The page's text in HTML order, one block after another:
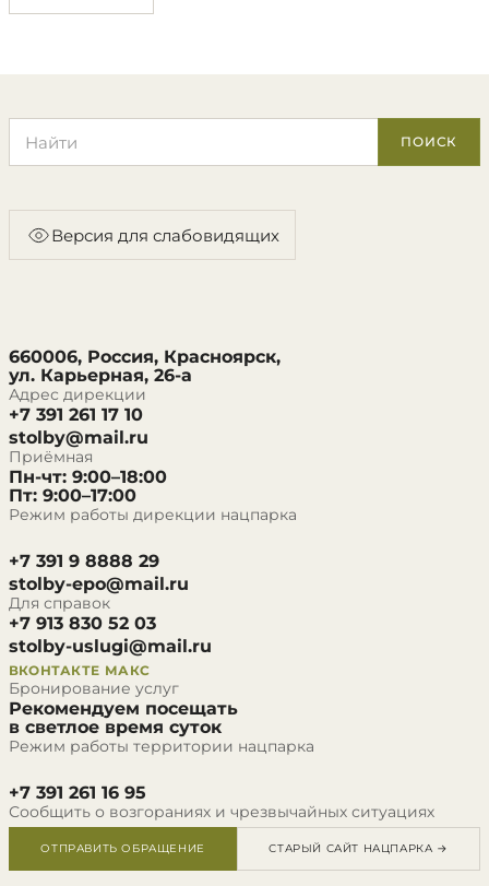
ПОИСК
Версия для слабовидящих
660006, Россия, Красноярск,
ул. Карьерная, 26-а
Адрес дирекции
+7 391 261 17 10
stolby@mail.ru
Приёмная
Пн-чт: 9:00–18:00
Пт: 9:00–17:00
Режим работы дирекции нацпарка
+7 391 9 8888 29
stolby-epo@mail.ru
Для справок
+7 913 830 52 03
stolby-uslugi@mail.ru
ВКОНТАКТЕ МАКС
Бронирование услуг
Рекомендуем посещать
в светлое время суток
Режим работы территории нацпарка
+7 391 261 16 95
Сообщить о возгораниях и чрезвычайных ситуациях
ОТПРАВИТЬ ОБРАЩЕНИЕ СТАРЫЙ САЙТ НАЦПАРКА →